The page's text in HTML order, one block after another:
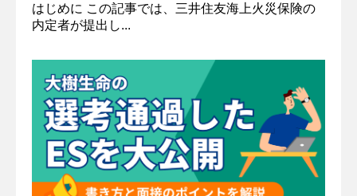
はじめに この記事では、三井住友海上火災保険の
内定者が提出し...